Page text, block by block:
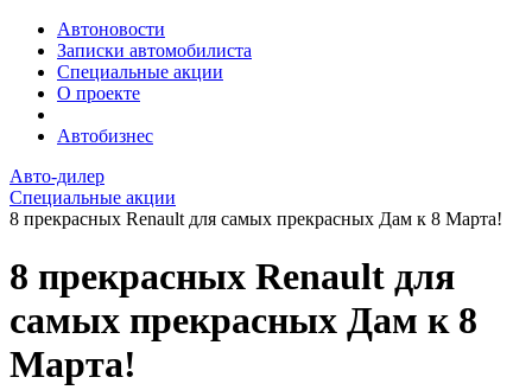
Автоновости
Записки автомобилиста
Специальные акции
О проекте
Автобизнес
Авто-дилер
Специальные акции
8 прекрасных Renault для самых прекрасных Дам к 8 Марта!
8 прекрасных Renault для
самых прекрасных Дам к 8
Марта!